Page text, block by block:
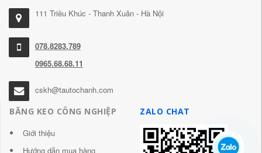
111 Triều Khúc - Thanh Xuân - Hà Nội
078.8283.789
0965.68.68.11
cskh@tautochanh.com
BĂNG KEO CÔNG NGHIỆP
Giới thiệu
Hướng dẫn mua hàng
ZALO CHAT